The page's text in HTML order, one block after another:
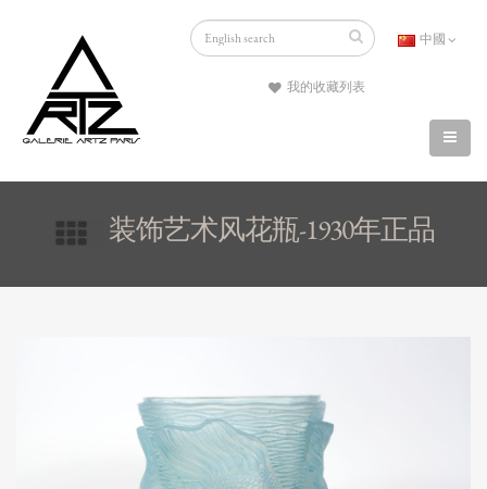
中國
我的收藏列表
装饰艺术风花瓶-1930年正品